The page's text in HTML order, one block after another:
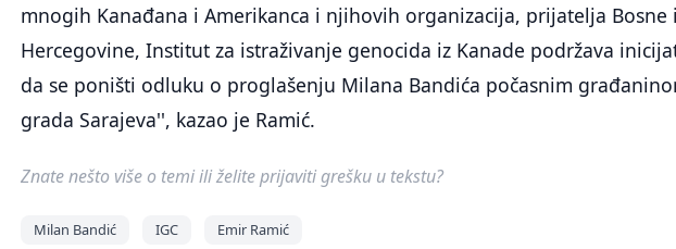
mnogih Kanađana i Amerikanca i njihovih organizacija, prijatelja Bosne i
Hercegovine, Institut za istraživanje genocida iz Kanade podržava
da se poništi odluku o proglašenju Milana Bandića počasnim
grada Sarajeva'', kazao je Ramić.
Znate nešto više o temi ili želite prijaviti grešku u tekstu?
Milan Bandić IGC Emir Ramić